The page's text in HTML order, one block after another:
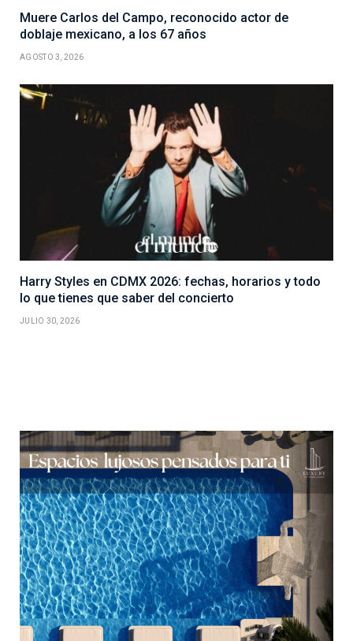
Muere Carlos del Campo, reconocido actor de
doblaje mexicano, a los 67 años
AGOSTO 3, 2026
Harry Styles en CDMX 2026: fechas, horarios y todo
lo que tienes que saber del concierto
JULIO 30, 2026